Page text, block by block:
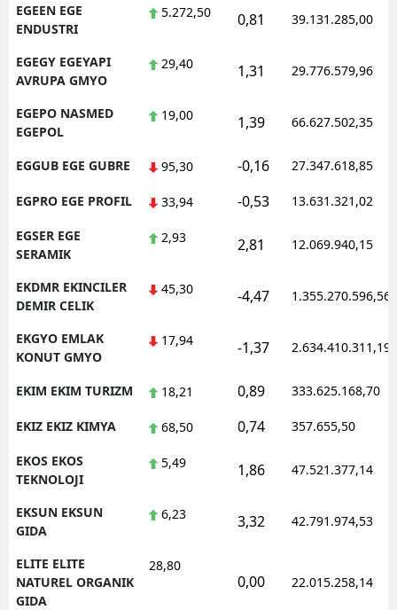
EGEEN EGE
ENDUSTRI
5.272,50 0,81 39.131.285,00
EGEGY EGEYAPI
AVRUPA GMYO
29,40 1,31 29.776.579,96
EGEPO NASMED
EGEPOL
19,00 1,39 66.627.502,35
EGGUB EGE GUBRE 95,30 -0,16 27.347.618,85
EGPRO EGE PROFIL 33,94 -0,53 13.631.321,02
EGSER EGE
SERAMIK
2,93 2,81 12.069.940,15
EKDMR EKINCILER
DEMIR CELIK
45,30 -4,47 1.355.270.596,56
EKGYO EMLAK
KONUT GMYO
17,94 -1,37 2.634.410.311,19
EKIM EKIM TURIZM 18,21 0,89 333.625.168,70
EKIZ EKIZ KIMYA 68,50 0,74 357.655,50
EKOS EKOS
TEKNOLOJI
5,49 1,86 47.521.377,14
EKSUN EKSUN
GIDA
6,23 3,32 42.791.974,53
ELITE ELITE
NATUREL ORGANIK
GIDA
28,80
0,00 22.015.258,14